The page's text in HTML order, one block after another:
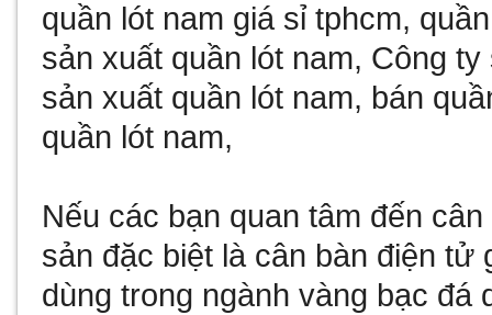
quần lót nam giá sỉ tphcm,
sản xuất quần lót nam, Công ty
sản xuất quần lót nam, bán
quần lót nam,
Nếu các bạn quan tâm đến cân
sản đặc biệt là cân bàn điện tử
dùng trong ngành vàng bạc